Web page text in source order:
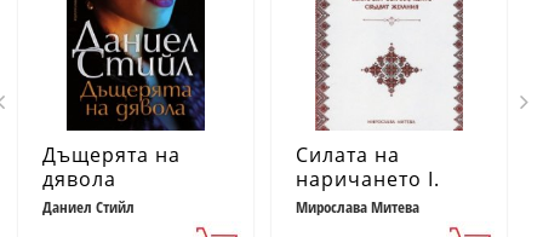
Дъщерята на
дявола
Даниел Стийл
Силата на
наричането І.
Тайната на
Мирослава Митева